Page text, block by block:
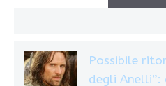
Possibile
degli